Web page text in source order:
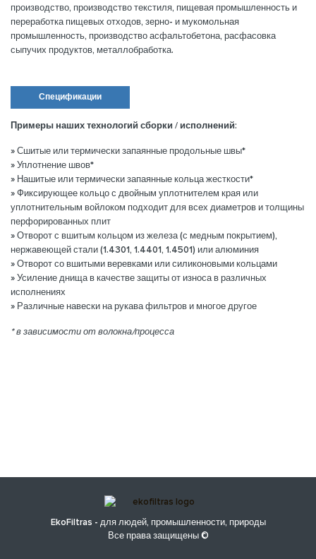
производство, производство текстиля, пищевая промышленность и
переработка пищевых отходов, зерно- и мукомольная
промышленность, производство асфальтобетона, расфасовка
сыпучих продуктов, металлобработка.
Спецификации
Примеры наших технологий сборки / исполнений:
» Сшитые или термически запаянные продольные швы*
» Уплотнение швов*
» Нашитые или термически запаянные кольца жесткости*
» Фиксирующее кольцо с двойным уплотнителем края или
уплотнительным войлоком подходит для всех диаметров и толщины
перфорированных плит
» Отворот с вшитым кольцом из железа (с медным покрытием),
нержавеющей стали (1.4301, 1.4401, 1.4501) или алюминия
» Отворот со вшитыми веревками или силиконовыми кольцами
» Усиление днища в качестве защиты от износа в различных
исполнениях
» Различные навески на рукава фильтров и многое другое
* в зависимости от волокна/процесса
EkoFiltras - для людей, промышленности, природы
Все права защищены ©